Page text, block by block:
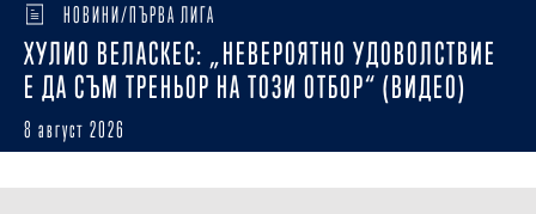
НОВИНИ/ПЪРВА ЛИГА
ХУЛИО ВЕЛАСКЕС: „НЕВЕРОЯТНО УДОВОЛСТВИЕ
Е ДА СЪМ ТРЕНЬОР НА ТОЗИ ОТБОР“ (ВИДЕО)
8 август 2026